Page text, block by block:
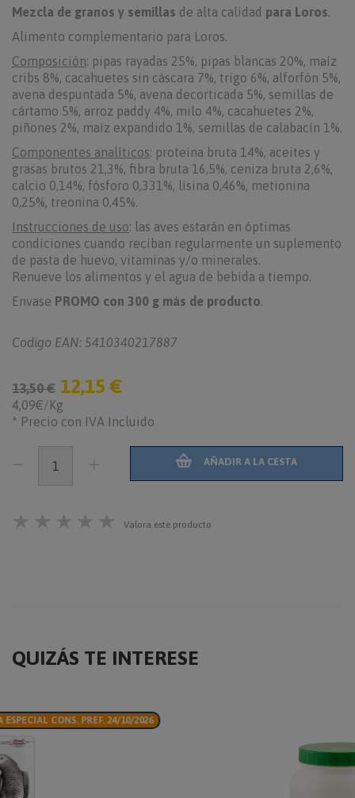
Mezcla de granos y semillas de alta calidad para Loros.
Alimento complementario para Loros.
Composición: pipas rayadas 25%, pipas blancas 20%, maíz
cribs 8%, cacahuetes sin cáscara 7%, trigo 6%, alforfón 5%,
avena despuntada 5%, avena decorticada 5%, semillas de
cártamo 5%, arroz paddy 4%, milo 4%, cacahuetes 2%,
piñones 2%, maíz expandido 1%, semillas de calabacín 1%.
Componentes analíticos: proteína bruta 14%, aceites y
grasas brutos 21,3%, fibra bruta 16,5%, ceniza bruta 2,6%,
calcio 0,14%, fósforo 0,331%, lisina 0,46%, metionina
0,25%, treonina 0,45%.
Instrucciones de uso: las aves estarán en óptimas
condiciones cuando reciban regularmente un suplemento
de pasta de huevo, vitaminas y/o minerales.
Renueve los alimentos y el agua de bebida a tiempo.
Envase PROMO con 300 g más de producto.
Codigo EAN: 5410340217887
13,50 € 12,15 €
4,09€/Kg
* Precio con IVA Incluido
AÑADIR A LA CESTA
★ ★ ★ ★ ★ Valora este producto
QUIZÁS TE INTERESE